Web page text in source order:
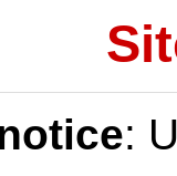
: